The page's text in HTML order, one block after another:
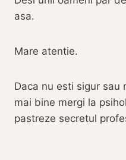
asa.
Mare atentie.
Daca nu esti sigur sau
mai bine mergi la
pastreze secretul